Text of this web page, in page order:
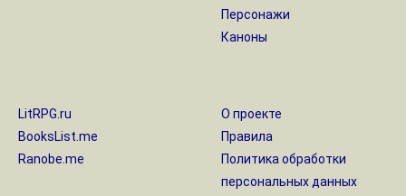
Персонажи
Каноны
LitRPG.ru
BooksList.me
Ranobe.me
О проекте
Правила
Политика обработки
персональных данных